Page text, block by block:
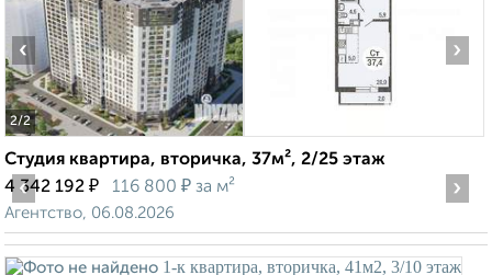
2/2
‹ ›
Студия квартира, вторичка, 37м², 2/25 этаж
4 342 192 ₽ 116 800 ₽ за м²
Агентство, 06.08.2026
‹ ›